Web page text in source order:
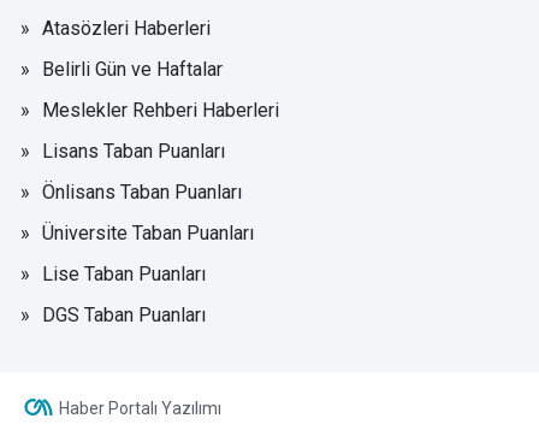
Atasözleri Haberleri
Belirli Gün ve Haftalar
Meslekler Rehberi Haberleri
Lisans Taban Puanları
Önlisans Taban Puanları
Üniversite Taban Puanları
Lise Taban Puanları
DGS Taban Puanları
Haber Portalı Yazılımı